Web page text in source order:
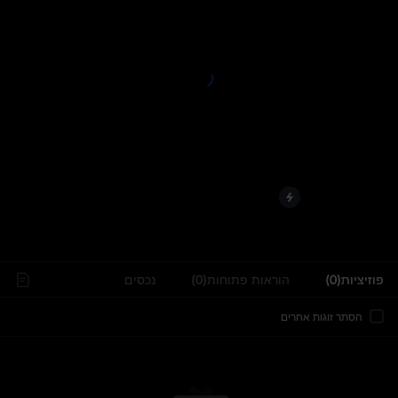
פוזיציות(0) הוראות פתוחות(0) נכסים
הסתר זוגות אחרים